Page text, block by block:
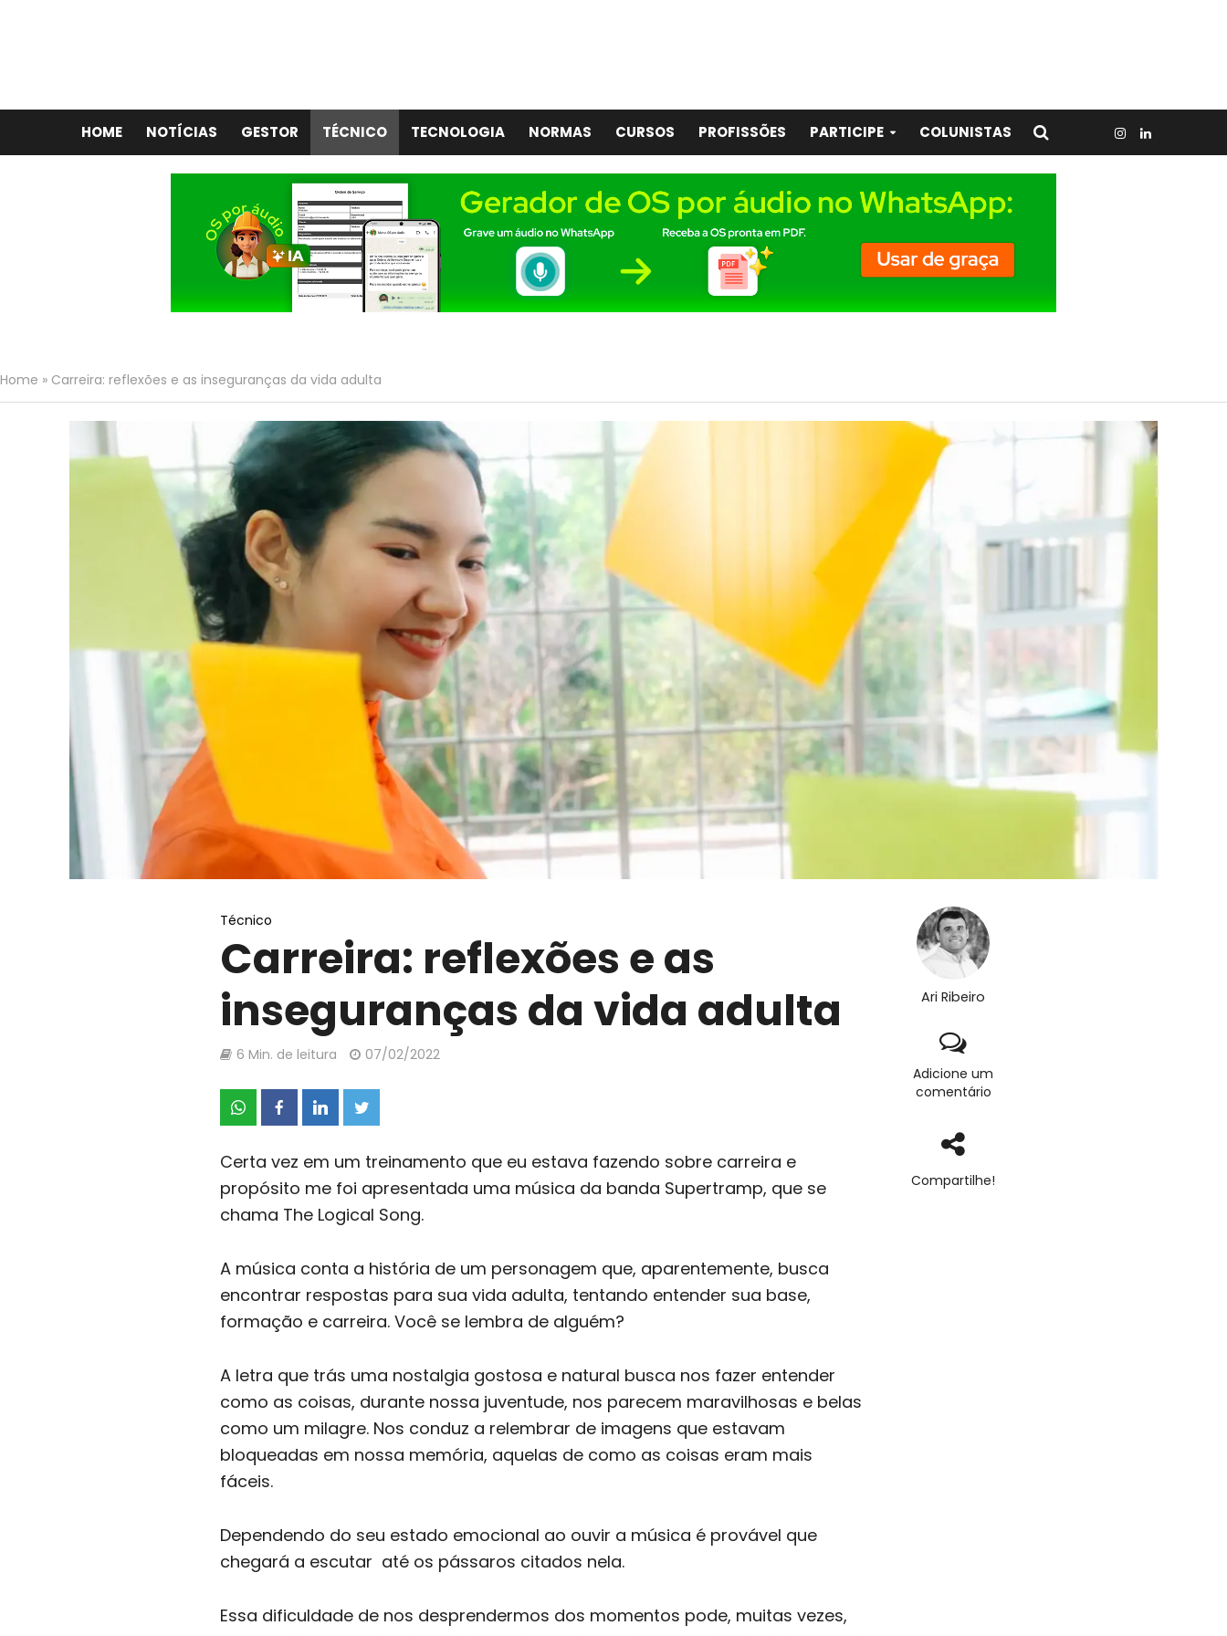
HOME NOTÍCIAS GESTOR TÉCNICO TECNOLOGIA NORMAS CURSOS PROFISSÕES PARTICIPE COLUNISTAS
Home » Carreira: reflexões e as inseguranças da vida adulta
Ari Ribeiro
Adicione um
comentário
Compartilhe!
Técnico
Carreira: reflexões e as
inseguranças da vida adulta
6 Min. de leitura 07/02/2022
Certa vez em um treinamento que eu estava fazendo sobre carreira e
propósito me foi apresentada uma música da banda Supertramp, que se
chama The Logical Song.
A música conta a história de um personagem que, aparentemente, busca
encontrar respostas para sua vida adulta, tentando entender sua base,
formação e carreira. Você se lembra de alguém?
A letra que trás uma nostalgia gostosa e natural busca nos fazer entender
como as coisas, durante nossa juventude, nos parecem maravilhosas e belas
como um milagre. Nos conduz a relembrar de imagens que estavam
bloqueadas em nossa memória, aquelas de como as coisas eram mais
fáceis.
Dependendo do seu estado emocional ao ouvir a música é provável que
chegará a escutar até os pássaros citados nela.
Essa dificuldade de nos desprendermos dos momentos pode, muitas vezes,